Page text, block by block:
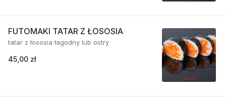
FUTOMAKI TATAR Z ŁOSOSIA
tatar z łososia łagodny lub ostry
45,00 zł